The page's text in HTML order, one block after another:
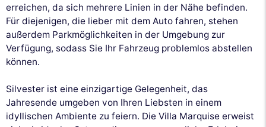
erreichen, da sich mehrere Linien in der Nähe befinden.
Für diejenigen, die lieber mit dem Auto fahren, stehen
außerdem Parkmöglichkeiten in der Umgebung zur
Verfügung, sodass Sie Ihr Fahrzeug problemlos abstellen
können.
Silvester ist eine einzigartige Gelegenheit, das
Jahresende umgeben von Ihren Liebsten in einem
idyllischen Ambiente zu feiern. Die Villa Marquise erweist